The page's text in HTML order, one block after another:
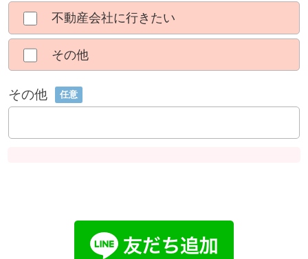
不動産会社に行きたい
その他
その他 任意